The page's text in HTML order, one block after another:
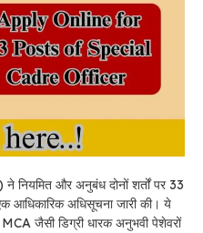
और अनुबंध दोनों शर्तों पर 33
एक आधिकारिक अधिसूचना जारी की। ये
जैसी डिग्री धारक अनुभवी पेशेवरों